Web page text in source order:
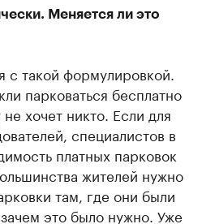
и развивайте личные
Меняется ли это
с такой формулировкой.
парковаться бесплатно
не хочет никто. Если для
специалистов в
платных парковок
жителей нужно
там, где они были
это было нужно. Уже